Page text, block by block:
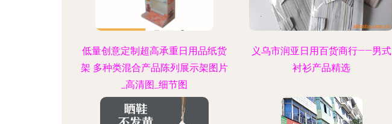
低量创意定制超高承重日用品纸货
架 多种类混合产品陈列展示架图片
_高清图_细节图
义乌市润亚日用百货商行——男式
衬衫产品精选